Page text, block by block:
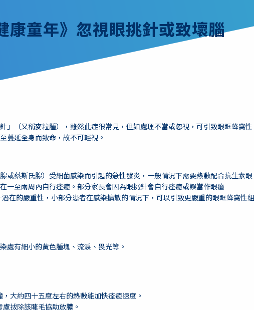
康童年》忽視眼挑針或致壞腦
」（又稱麥粒腫），雖然此症很常見，但如處理不當或忽視，可引致眼眶蜂窩性
蔓延全身而致命，故不可輕視。
或蔡斯氏腺）受細菌感染而引起的急性發炎，一般情況下需要熱敷配合抗生素眼
一至兩周內自行痊癒。部分家長會因為眼挑針會自行痊癒或誤當作眼瘡
潛在的嚴重性，小部分患者在感染擴散的情況下，可以引致更嚴重的眼眶蜂窩性組
處有細小的黃色腫塊、流淚、畏光等。
大約四十五度左右的熱敷能加快痊癒速度。
拔除該睫毛協助放膿。